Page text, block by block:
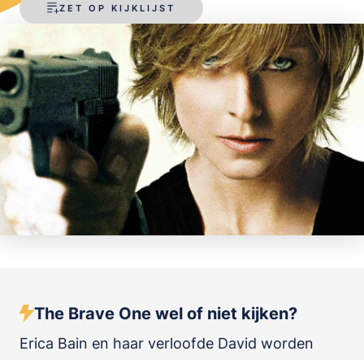
ZET OP KIJKLIJST
The Brave One wel of niet kijken?
Erica Bain en haar verloofde David worden